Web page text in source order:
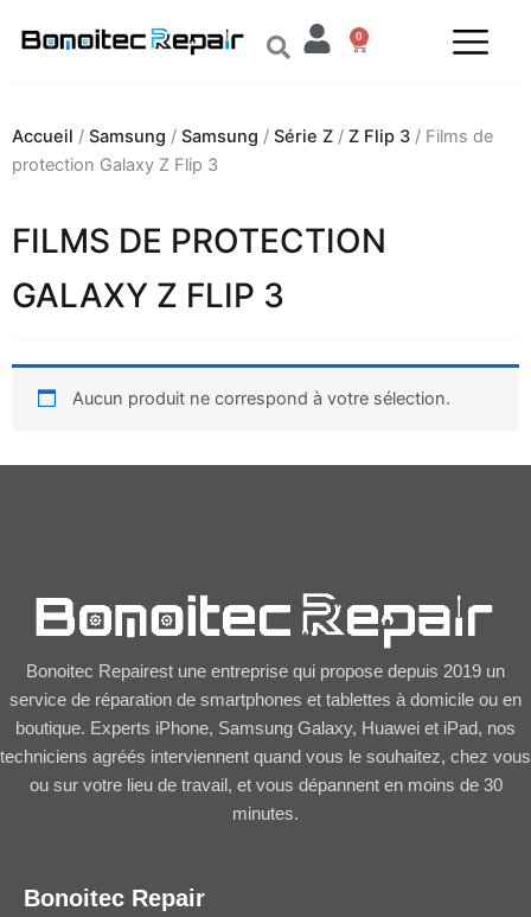
0
Panier
Accueil / Samsung / Samsung / Série Z / Z Flip 3 / Films de
protection Galaxy Z Flip 3
FILMS DE PROTECTION
GALAXY Z FLIP 3
Aucun produit ne correspond à votre sélection.
Bonoitec Repairest une entreprise qui propose depuis 2019 un
service de réparation de smartphones et tablettes à domicile ou en
boutique. Experts iPhone, Samsung Galaxy, Huawei et iPad, nos
techniciens agréés interviennent quand vous le souhaitez, chez vous
ou sur votre lieu de travail, et vous dépannent en moins de 30
minutes.
Bonoitec Repair